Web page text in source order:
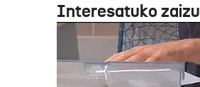
Interesatuko zaizu